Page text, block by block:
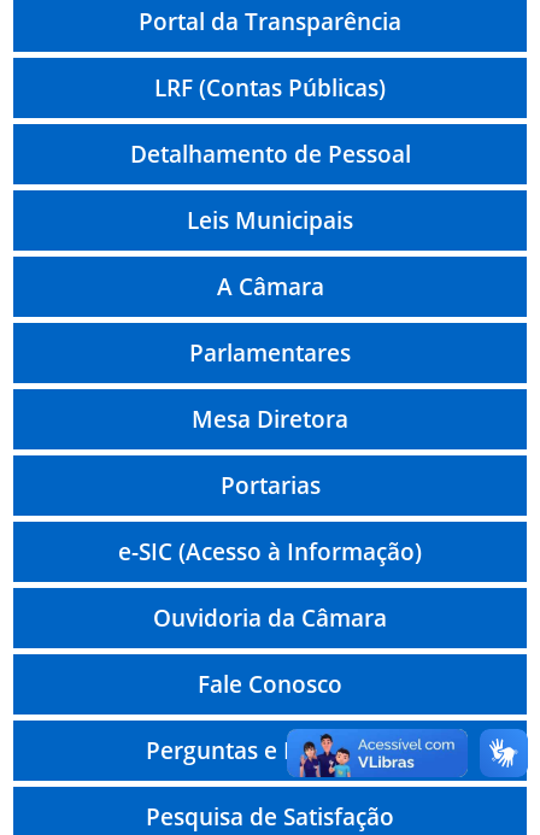
Portal da Transparência
LRF (Contas Públicas)
Detalhamento de Pessoal
Leis Municipais
A Câmara
Parlamentares
Mesa Diretora
Portarias
e-SIC (Acesso à Informação)
Ouvidoria da Câmara
Fale Conosco
Perguntas e Respostas
Pesquisa de Satisfação